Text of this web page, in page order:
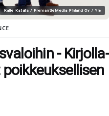
Kalle Kataila / FremantleMedia Finland Oy / Yle
- Kirjolla-